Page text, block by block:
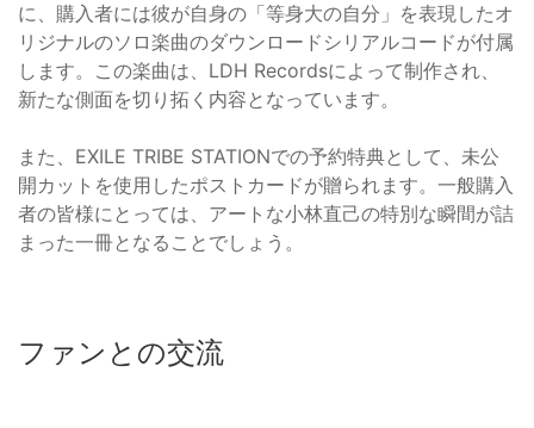
に、購入者には彼が自身の「等身大の自分」を表現したオ
リジナルのソロ楽曲のダウンロードシリアルコードが付属
します。この楽曲は、LDH Recordsによって制作され、
新たな側面を切り拓く内容となっています。
また、EXILE TRIBE STATIONでの予約特典として、未公
開カットを使用したポストカードが贈られます。一般購入
者の皆様にとっては、アートな小林直己の特別な瞬間が詰
まった一冊となることでしょう。
ファンとの交流